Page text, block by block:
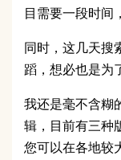
目需要一段时间
同时，这几天搜
蹈，想必也是为
我还是毫不含糊
辑，目前有三种
您可以在各地较